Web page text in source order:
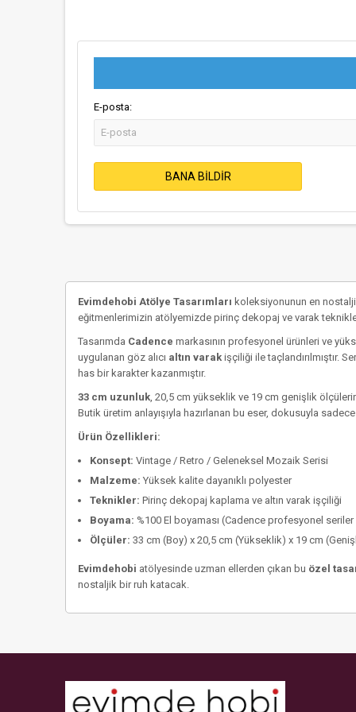
E-posta:
BANA BILDIR
Evimdehobi Atölye Tasarımları koleksiyonunun en
eğitmenlerimizin atölyemizde pirinç dekopaj ve varak
Tasarımda Cadence markasının profesyonel ürünleri ve
uygulanan göz alıcı altın varak işçiliği ile taçlandırılmıştır.
has bir karakter kazanmıştır.
33 cm uzunluk , 20,5 cm yükseklik ve 19 cm genişlik
Butik üretim anlayışıyla hazırlanan bu eser, dokusuyla
Ürün Özellikleri:
Konsept: Vintage / Retro / Geleneksel Mozaik Serisi
Malzeme: Yüksek kalite dayanıklı polyester
Teknikler: Pirinç dekopaj kaplama ve altın varak işçiliği
Boyama: %100 El boyaması (Cadence profesyonel seriler
Ölçüler: 33 cm (Boy) x 20,5 cm (Yükseklik) x 19 cm
Evimdehobi atölyesinde uzman ellerden çıkan bu özel
nostaljik bir ruh katacak.